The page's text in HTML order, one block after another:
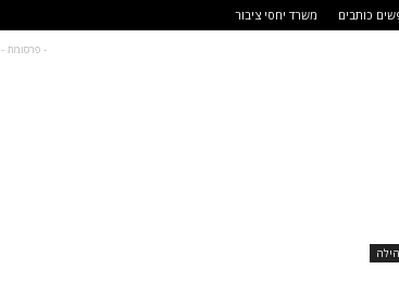
כותבים משרד יחסי ציבור
- פרסומת -